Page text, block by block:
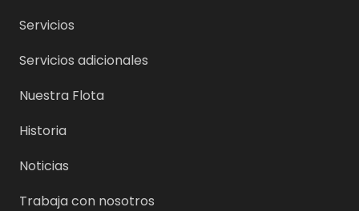
Servicios
Servicios adicionales
Nuestra Flota
Historia
Noticias
Trabaja con nosotros